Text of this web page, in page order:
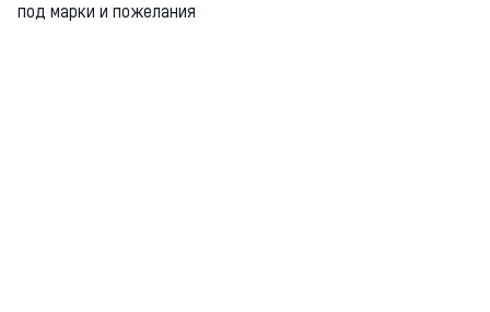
под марки и пожелания